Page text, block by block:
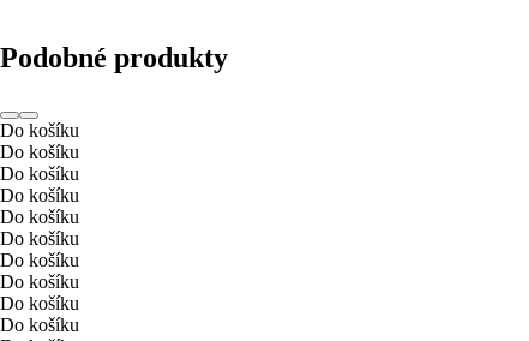
Podobné produkty
Do košíku
Do košíku
Do košíku
Do košíku
Do košíku
Do košíku
Do košíku
Do košíku
Do košíku
Do košíku